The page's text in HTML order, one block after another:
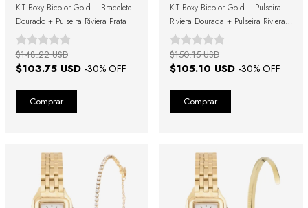
KIT Boxy Bicolor Gold + Bracelete
Dourado + Pulseira Riviera Prata
$103.75 USD -30% OFF
$148.22 USD
KIT Boxy Bicolor Gold + Pulseira
Riviera Dourada + Pulseira Riviera
Prata
$105.10 USD -30% OFF
$150.15 USD